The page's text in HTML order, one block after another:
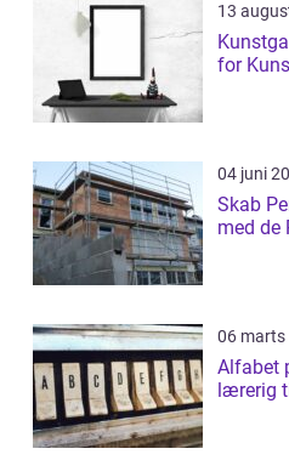
13
for
04 juni
Skab
med de
06 marts
Alfabet
lærerig